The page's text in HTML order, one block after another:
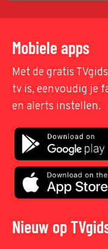
Mobiele apps
Met de gratis
tv is, eenvoudig je
en alerts instellen.
Nieuw op